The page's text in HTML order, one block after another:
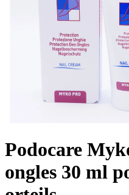
Podocare
ongles 30 ml